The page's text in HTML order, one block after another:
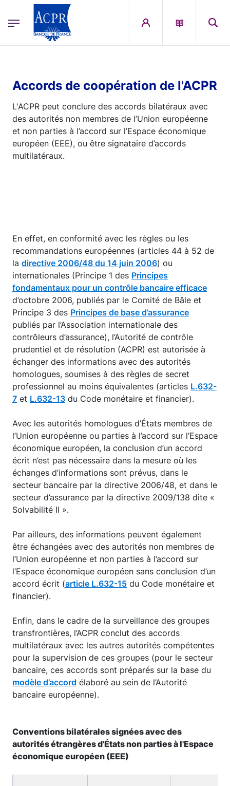
ACPR Menu Principal (French)
Accords de coopération de l'ACPR
L'ACPR peut conclure des accords bilatéraux avec
des autorités non membres de l’Union européenne
et non parties à l’accord sur l’Espace économique
européen (EEE), ou être signataire d’accords
multilatéraux.
En effet, en conformité avec les règles ou les
recommandations européennes (articles 44 à 52 de
la directive 2006/48 du 14 juin 2006) ou
internationales (Principe 1 des Principes
fondamentaux pour un contrôle bancaire efficace
d’octobre 2006, publiés par le Comité de Bâle et
Principe 3 des Principes de base d’assurance
publiés par l’Association internationale des
contrôleurs d’assurance), l’Autorité de contrôle
prudentiel et de résolution (ACPR) est autorisée à
échanger des informations avec des autorités
homologues, soumises à des règles de secret
professionnel au moins équivalentes (articles L.632-
7 et L.632-13 du Code monétaire et financier).
Avec les autorités homologues d’États membres de
l’Union européenne ou parties à l’accord sur l’Espace
économique européen, la conclusion d’un accord
écrit n’est pas nécessaire dans la mesure où les
échanges d’informations sont prévus, dans le
secteur bancaire par la directive 2006/48, et dans le
secteur d’assurance par la directive 2009/138 dite «
Solvabilité II ».
Par ailleurs, des informations peuvent également
être échangées avec des autorités non membres de
l’Union européenne et non parties à l’accord sur
l’Espace économique européen sans conclusion d’un
accord écrit (article L.632-15 du Code monétaire et
financier).
Enfin, dans le cadre de la surveillance des groupes
transfrontières, l’ACPR conclut des accords
multilatéraux avec les autres autorités compétentes
pour la supervision de ces groupes (pour le secteur
bancaire, ces accords sont préparés sur la base du
modèle d’accord élaboré au sein de l’Autorité
bancaire européenne).
Conventions bilatérales signées avec des
autorités étrangères d'États non parties à l'Espace
économique européen (EEE)